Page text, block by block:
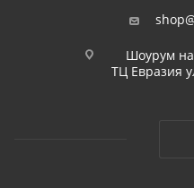
Шоурум
ТЦ Евразия